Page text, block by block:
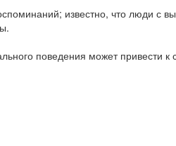
известно, что люди с
поведения может привести